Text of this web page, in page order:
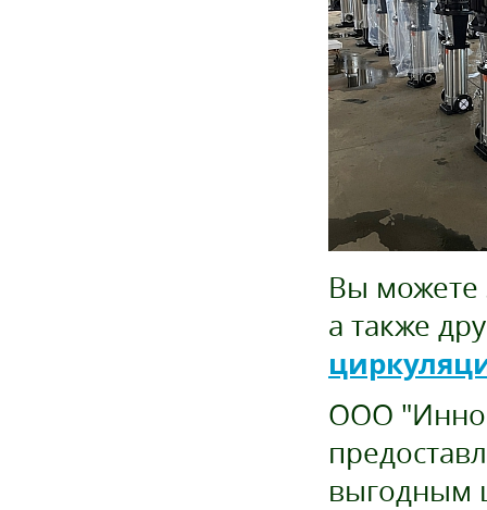
Вы можете
а также
ООО
выгодным